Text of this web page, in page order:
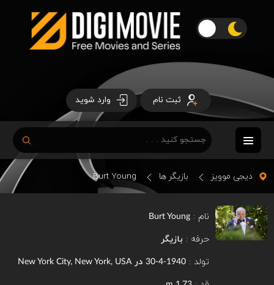
ثبت نام وارد شوید
دیجی موویز بازیگر ها Burt Young
نام : Burt Young
حرفه : بازیگر
تولد : 1940-4-30 درNew York City, New York, USA